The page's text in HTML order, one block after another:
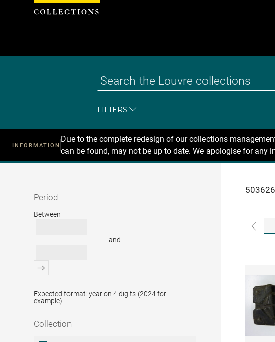
FILTERS
INFORMATION
Due to the complete redesign of our collections
can be found, may not be up to date. We apologise for any
Recherche
Period
Period
Between
and
Expected format: year on 4 digits (2024 for
example).
Collection
Cookies management panel